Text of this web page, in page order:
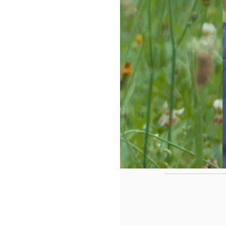
https://
Le casse tête de fin de